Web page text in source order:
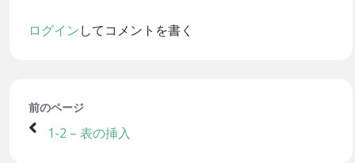
ログインしてコメントを書く
前のページ
1-2 – 表の挿入